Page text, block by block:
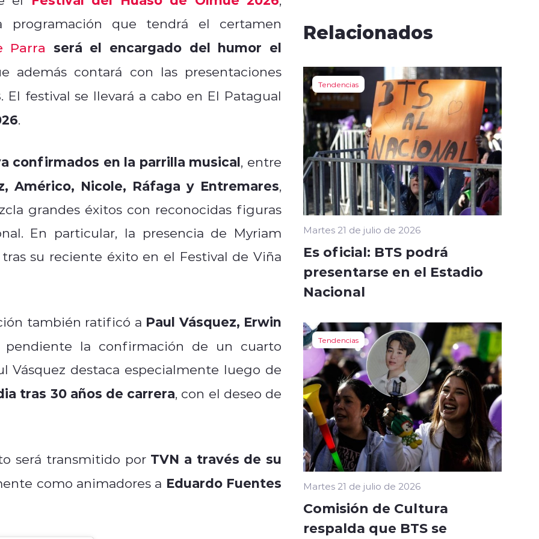
que tendrá el certamen
Parra será el encargado del humor el
además contará con las presentaciones
. El festival se llevará a cabo en El Patagual
.
confirmados en la parrilla musical, entre
Américo, Nicole, Ráfaga y Entremares,
grandes éxitos con reconocidas figuras
En particular, la presencia de Myriam
su reciente éxito en el Festival de Viña
también ratificó a Paul Vásquez, Erwin
pendiente la confirmación de un cuarto
Vásquez destaca especialmente luego de
tras 30 años de carrera, con el deseo de
será transmitido por TVN a través de su
como animadores a Eduardo Fuentes
Relacionados
Tendencias
Martes 21 de julio de 2026
Es oficial: BTS podrá
presentarse en el Estadio
Nacional
Tendencias
Martes 21 de julio de 2026
Comisión de Cultura
respalda que BTS se